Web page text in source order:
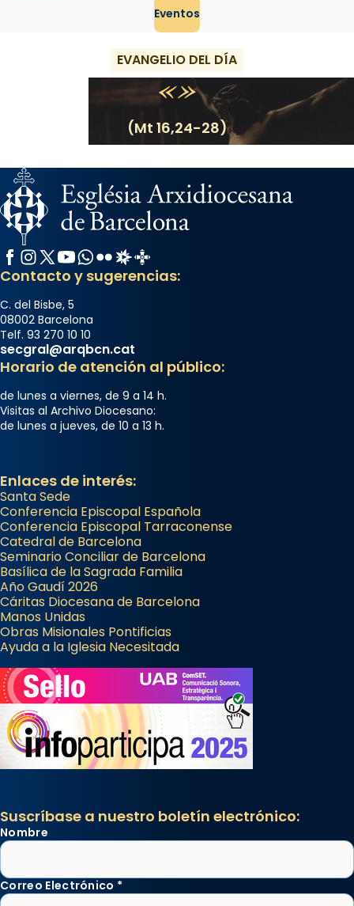
Eventos
EVANGELIO DEL DÍA
(Mt 16,24-28)
Facebook
Instagram
X / Twitter
YouTube
WhatsApp
FlickrRadio Estel
Catalunya Cristiana
Contacto y sugerencias:
C. del Bisbe, 5
08002 Barcelona
Telf. 93 270 10 10
secgral@arqbcn.cat
Horario de atención al público:
de lunes a viernes, de 9 a 14 h.
Visitas al Archivo Diocesano:
de lunes a jueves, de 10 a 13 h.
Enlaces de interés:
Santa Sede
Conferencia Episcopal Española
Conferencia Episcopal Tarraconense
Catedral de Barcelona
Seminario Conciliar de Barcelona
Basílica de la Sagrada Familia
Año Gaudí 2026
Cáritas Diocesana de Barcelona
Manos Unidas
Obras Misionales Pontificias
Ayuda a la Iglesia Necesitada
Suscríbase a nuestro boletín electrónico:
Nombre
Correo Electrónico *